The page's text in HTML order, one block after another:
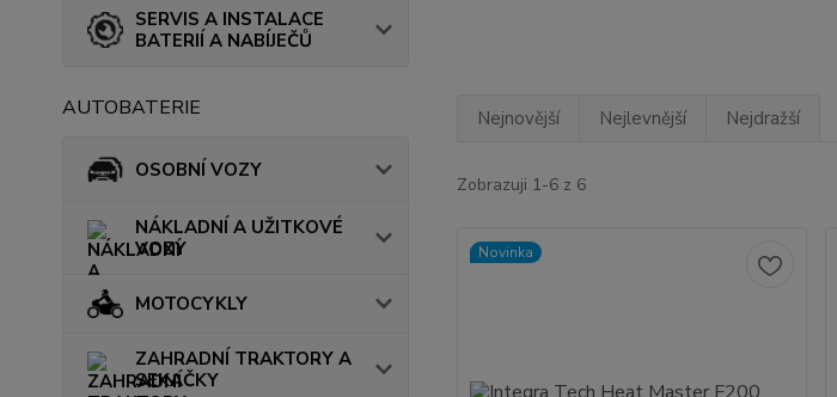
SERVIS A INSTALACE
BATERIÍ A NABÍJEČŮ
AUTOBATERIE
OSOBNÍ VOZY
NÁKLADNÍ A UŽITKOVÉ
VOZY
MOTOCYKLY
ZAHRADNÍ TRAKTORY A
SEKAČKY
Nejnovější Nejlevnější Nejdražší
Zobrazuji 1-6 z 6
Novinka